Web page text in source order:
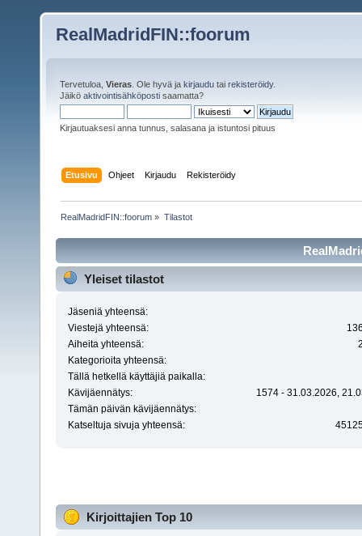
RealMadridFIN::foorum
Tervetuloa, Vieras . Ole hyvä ja kirjaudu tai rekisteröidy.
Jäikö aktivointisähköposti saamatta?
Kirjautuaksesi anna tunnus, salasana ja istuntosi pituus
Etusivu Ohjeet Kirjaudu Rekisteröidy
RealMadridFIN::foorum » Tilastot
Yleiset tilastot
Jäseniä yhteensä:
Viestejä yhteensä:
Aiheita yhteensä:
Kategorioita yhteensä:
Tällä hetkellä käyttäjiä paikalla:
Kävijäennätys:
1574 - 31.03.2026,
Tämän päivän kävijäennätys:
Katseltuja sivuja yhteensä:
Kirjoittajien Top 10